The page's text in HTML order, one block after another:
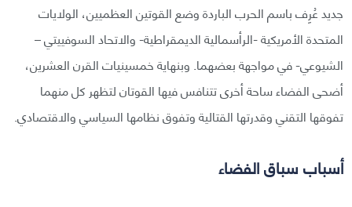
جديد عُرِف باسم الحرب الباردة وضع القوتين العظميين، الولايات
المتحدة الأمريكية -الرأسمالية الديمقراطية- والاتحاد السوفييتي –
الشيوعي- في مواجهة بعضهما. وبنهاية خمسينيات القرن العشرين،
أضحى الفضاء ساحة أخرى تتنافس فيها القوتان لتظهر كل منهما
تفوقها التقني وقدرتها القتالية وتفوق نظامها السياسي والاقتصادي.
أسباب سباق الفضاء